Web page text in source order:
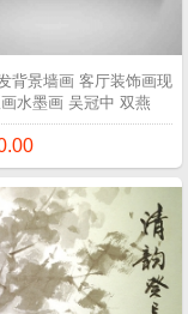
背景墙画 客厅装饰画现
水墨画 吴冠中 双燕